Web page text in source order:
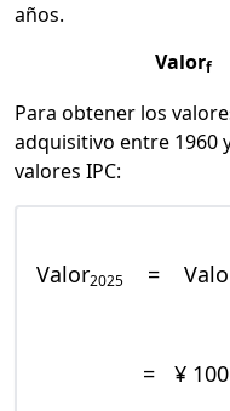
años.
Valorf
Para obtener los
adquisitivo entre 1960
valores IPC:
Valor2025 =
= ¥